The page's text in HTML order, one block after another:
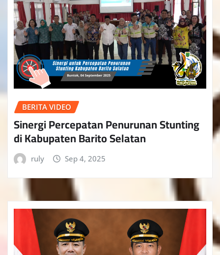
BERITA VIDEO
Sinergi Percepatan Penurunan Stunting
di Kabupaten Barito Selatan
ruly Sep 4, 2025